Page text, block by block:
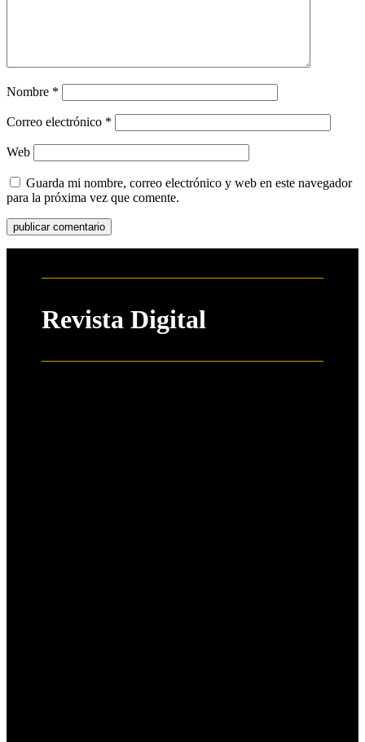
Nombre *
Correo electrónico *
Web
Guarda mi nombre, correo electrónico y web en este navegador
para la próxima vez que comente.
Revista Digital